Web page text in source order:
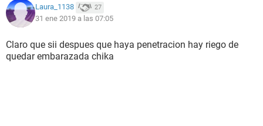
Laura_1138 27
31 ene 2019 a las 07:05
Claro que sii despues que haya penetracion hay riego de
quedar embarazada chika